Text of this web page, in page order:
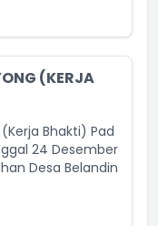
(KERJA
Bhakti) Pad
24 Desember
Desa Belandin